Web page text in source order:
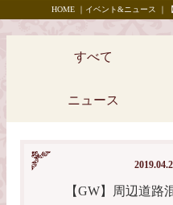
HOME｜ イベント&ニュース ｜
すべて
ニュース
【GW】周辺道路